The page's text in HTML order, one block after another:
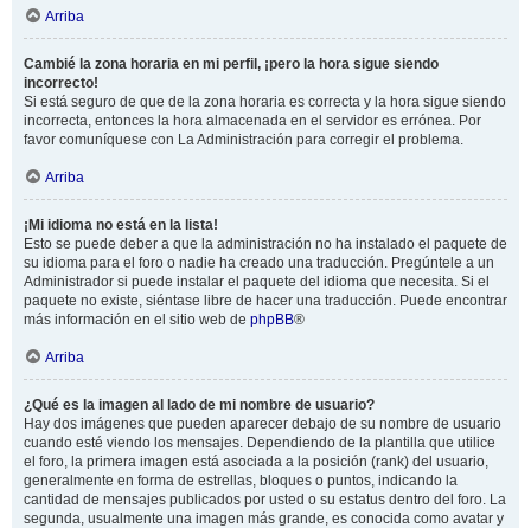
Arriba
Cambié la zona horaria en mi perfil, ¡pero la hora sigue siendo
incorrecto!
Si está seguro de que de la zona horaria es correcta y la hora sigue siendo
incorrecta, entonces la hora almacenada en el servidor es errónea. Por
favor comuníquese con La Administración para corregir el problema.
Arriba
¡Mi idioma no está en la lista!
Esto se puede deber a que la administración no ha instalado el paquete de
su idioma para el foro o nadie ha creado una traducción. Pregúntele a un
Administrador si puede instalar el paquete del idioma que necesita. Si el
paquete no existe, siéntase libre de hacer una traducción. Puede encontrar
más información en el sitio web de phpBB®
Arriba
¿Qué es la imagen al lado de mi nombre de usuario?
Hay dos imágenes que pueden aparecer debajo de su nombre de usuario
cuando esté viendo los mensajes. Dependiendo de la plantilla que utilice
el foro, la primera imagen está asociada a la posición (rank) del usuario,
generalmente en forma de estrellas, bloques o puntos, indicando la
cantidad de mensajes publicados por usted o su estatus dentro del foro. La
segunda, usualmente una imagen más grande, es conocida como avatar y